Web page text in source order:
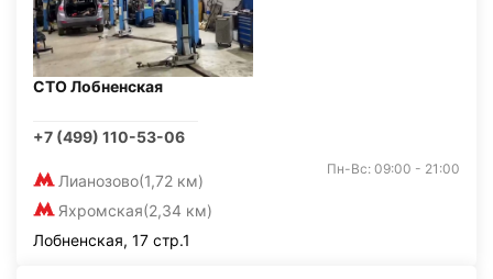
СТО Лобненская
+7 (499) 110-53-06
Лианозово(1,72 км)
Яхромская(2,34 км)
Пн-Вс: 09:00 - 21:00
Лобненская, 17 стр.1